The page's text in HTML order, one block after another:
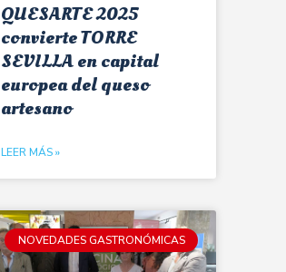
QUESARTE 2025
convierte TORRE
SEVILLA en capital
europea del queso
artesano
LEER MÁS »
NOVEDADES GASTRONÓMICAS